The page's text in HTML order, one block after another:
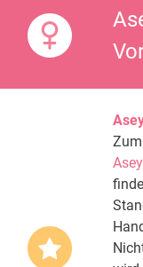
Asey